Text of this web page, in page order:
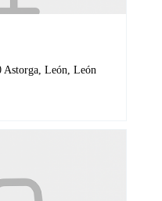
Astorga, León, León